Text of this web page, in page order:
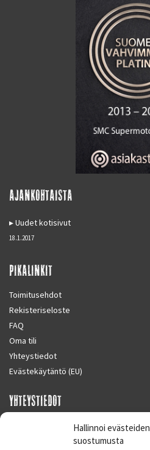
Hallinnoi evästeiden
suostumusta
AJANKOHTAISTA
Uudet kotisivut
18.1.2017
PIKALINKIT
Toimitusehdot
Rekisteriseloste
FAQ
Oma tili
Yhteystiedot
Evästekäytäntö (EU)
YHTEYSTIEDOT
SUPERMOTO CENTER